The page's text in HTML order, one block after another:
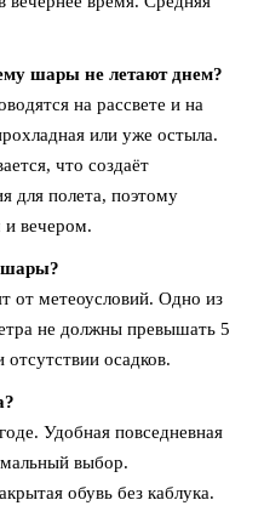
шары не летают днем?
на рассвете и на
или уже остыла.
что создаёт
для полета, поэтому
и вечером.
шары?
от метеоусловий. Одно из
не должны превышать 5
осадков.
Удобная повседневная
выбор.
обувь без каблука.